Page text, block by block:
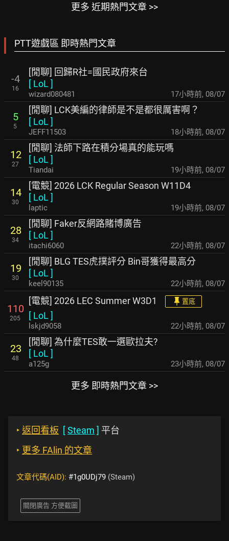
更多 近期熱門文章 >>
PTT遊戲區 即時熱門文章
-4
16
[閒聊] 回歸R社=國民政府來台
[ LoL ]
wizard080481 17小時前, 08/07
5
5
[閒聊] LCK美編的律師是不是都很厲害啊？
[ LoL ]
JEFF11503 18小時前, 08/07
12
27
[閒聊] 法師下路在積分場真的能玩嗎
[ LoL ]
Tiandai 19小時前, 08/07
14
30
[電競] 2026 LCK Regular Season W11D4
[ LoL ]
laptic 19小時前, 08/07
28
34
[閒聊] Faker反網路賭博廣告
[ LoL ]
itachi6060 22小時前, 08/07
19
30
[閒聊] BLG TES虎撲評分 Bin哥獲得最高分
[ LoL ]
keel90135 22小時前, 08/07
110
205
[電競] 2026 LEC Summer W3D1 置底
[ LoL ]
lskjd9058 22小時前, 08/07
23
48
[閒聊] 為什麼TES敢一選歐拉夫?
[ LoL ]
a125g 23小時前, 08/07
更多 即時熱門文章 >>
‣ 返回看板 [Steam ] 平台
‣ 更多 FAlin 的文章
文章代碼(AID): #1g0UDj79 (Steam)
關閉廣告 方便截圖